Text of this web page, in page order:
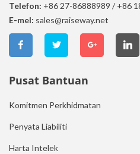
Telefon: +86 27-86888989 / +86
E-mel: sales@raiseway.net
Pusat Bantuan
Komitmen Perkhidmatan
Penyata Liabiliti
Harta Intelek